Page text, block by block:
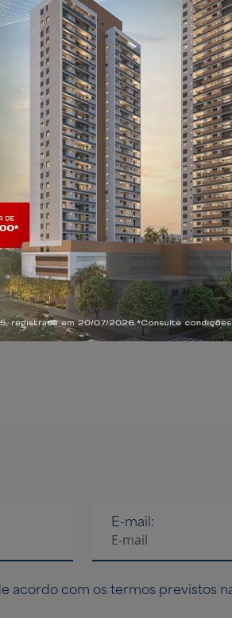
Belém
Club Station
Diálogo Mall, Comerciais,
investir
A 350m do Metrô Belém
E-mail:
acordo com os termos previstos